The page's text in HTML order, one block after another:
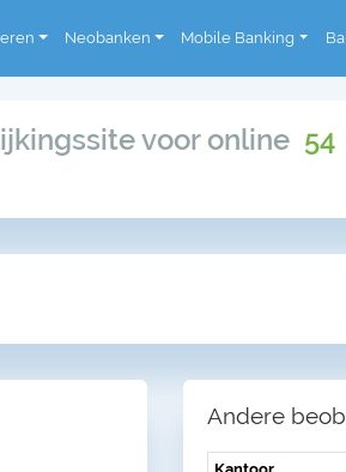
Neobanken Mobile Banking
voor online 54
Andere